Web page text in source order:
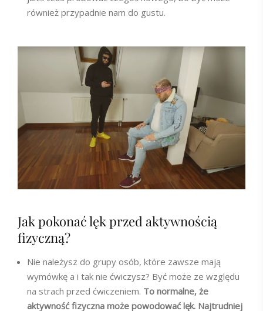
również przypadnie nam do gustu.
Jak pokonać lęk przed aktywnością
fizyczną?
Nie należysz do grupy osób, które zawsze mają
wymówkę a i tak nie ćwiczysz? Być może ze względu
na strach przed ćwiczeniem. To normalne, że
aktywność fizyczna może powodować lęk. Najtrudniej